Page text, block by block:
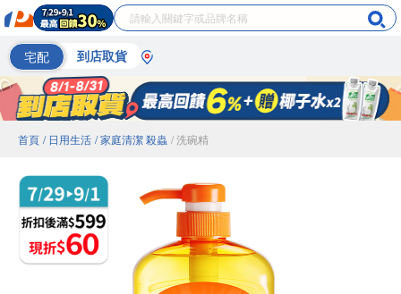
宅配 到店取貨
首頁 / 日用生活 / 家庭清潔 殺蟲 / 洗碗精